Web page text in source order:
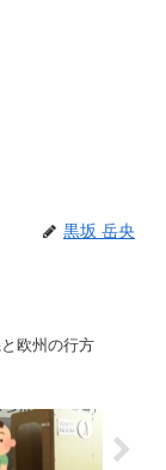
黒坂 岳央
欧州の行方